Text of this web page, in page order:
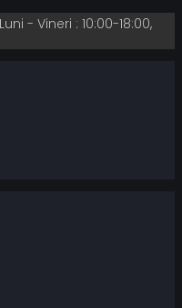
- Vineri : 10:00-18:00,